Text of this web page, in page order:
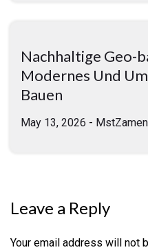
Nachhaltige Geo-
Modernes Und
Bauen
May 13, 2026 -
Leave a Reply
Your email address will not